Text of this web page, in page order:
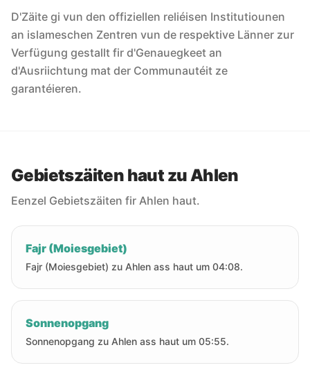
D'Zäite gi vun den offiziellen reliéisen Institutiounen
an islameschen Zentren vun de respektive Länner zur
Verfügung gestallt fir d'Genauegkeet an
d'Ausriichtung mat der Communautéit ze
garantéieren.
Gebietszäiten haut zu Ahlen
Eenzel Gebietszäiten fir Ahlen haut.
Fajr (Moiesgebiet)
Fajr (Moiesgebiet) zu Ahlen ass haut um 04:08.
Sonnenopgang
Sonnenopgang zu Ahlen ass haut um 05:55.